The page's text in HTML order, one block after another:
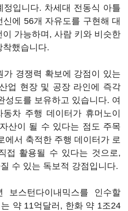
정입니다. 차세대 전동식 아틀
에 56개 자유도를 구현해 대
가능하며, 사람 키와 비슷한
했습니다.
가 경쟁력 확보에 강점이 있는
업 현장 및 공장 라인에 즉각
성도를 보유하고 있습니다. 여
차 주행 데이터가 휴머노이
산이 될 수 있다는 점도 주목
에서 축적한 주행 데이터가 로
접 활용될 수 있다는 것으로,
수 있는 독보적 강점입니다.
보스턴다이내믹스를 인수할
약 11억달러, 한화 약 1조24